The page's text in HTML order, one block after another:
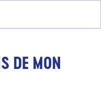
DE MON